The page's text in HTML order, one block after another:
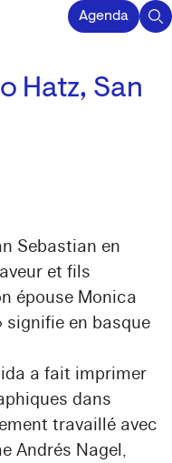
Agenda
Hatz, San
Sebastian en
et fils
épouse Monica
signifie en basque
a fait imprimer
dans
travaillé avec
Andrés Nagel,